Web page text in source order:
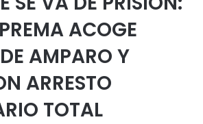
ACOGE
AMPARO Y
ARRESTO
TOTAL